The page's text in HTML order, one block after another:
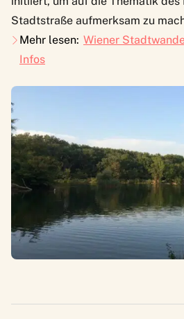
Stadtstraße aufmerksam zu
Mehr lesen: Wiener
Infos